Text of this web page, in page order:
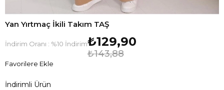
Yan Yırtmaç İkili Takım TAŞ
İndirim Oranı : %10 İndirim
₺143,88
₺129,90
Favorilere Ekle
İndirimli Ürün